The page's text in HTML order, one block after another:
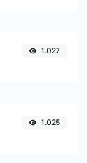
1.027
1.025